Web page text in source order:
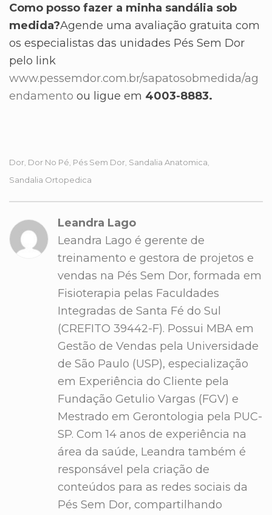
Como posso fazer a minha sandália sob
medida?Agende uma avaliação gratuita com
os especialistas das unidades Pés Sem Dor
pelo link
www.pessemdor.com.br/sapatosobmedida/ag
endamento ou ligue em 4003-8883.
Dor Dor No Pé Pés Sem Dor Sandalia Anatomica
Sandalia Ortopedica
Leandra Lago
Leandra Lago é gerente de
treinamento e gestora de projetos e
vendas na Pés Sem Dor, formada em
Fisioterapia pelas Faculdades
Integradas de Santa Fé do Sul
(CREFITO 39442-F). Possui MBA em
Gestão de Vendas pela Universidade
de São Paulo (USP), especialização
em Experiência do Cliente pela
Fundação Getulio Vargas (FGV) e
Mestrado em Gerontologia pela PUC-
SP. Com 14 anos de experiência na
área da saúde, Leandra também é
responsável pela criação de
conteúdos para as redes sociais da
Pés Sem Dor, compartilhando